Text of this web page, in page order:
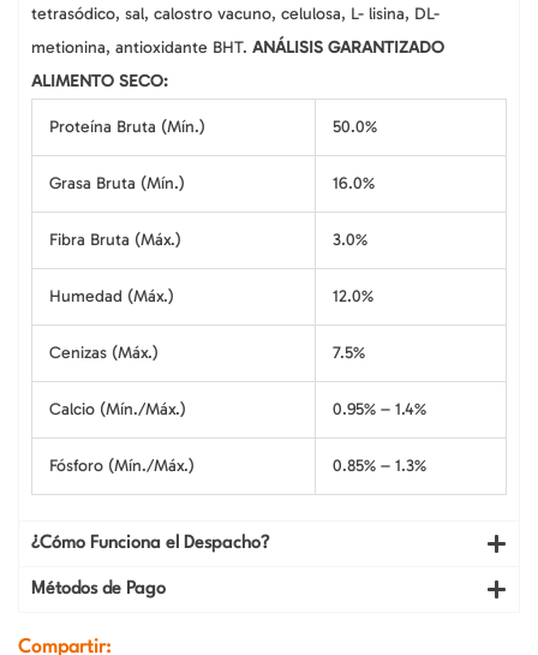
tetrasódico, sal, calostro vacuno, celulosa, L- lisina, DL-
metionina, antioxidante BHT. ANÁLISIS GARANTIZADO
ALIMENTO SECO:
Proteína Bruta (Mín.) 50.0%
Grasa Bruta (Mín.) 16.0%
Fibra Bruta (Máx.) 3.0%
Humedad (Máx.) 12.0%
Cenizas (Máx.) 7.5%
Calcio (Mín./Máx.) 0.95% – 1.4%
Fósforo (Mín./Máx.) 0.85% – 1.3%
¿Cómo Funciona el Despacho?
Métodos de Pago
Compartir: